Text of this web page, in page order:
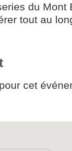
du Mont
tout au
cet